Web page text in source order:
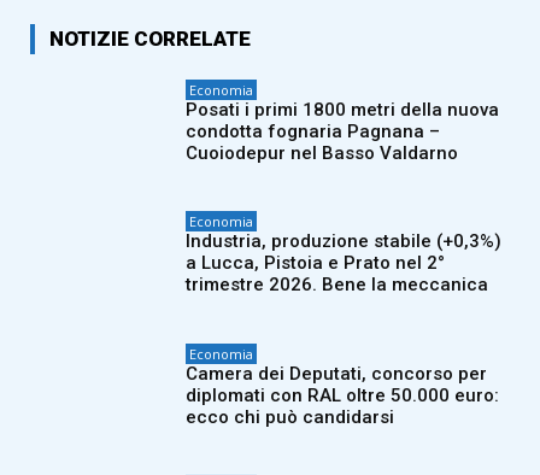
NOTIZIE CORRELATE
Economia
Posati i primi 1800 metri della nuova
condotta fognaria Pagnana –
Cuoiodepur nel Basso Valdarno
Economia
Industria, produzione stabile (+0,3%)
a Lucca, Pistoia e Prato nel 2°
trimestre 2026. Bene la meccanica
Economia
Camera dei Deputati, concorso per
diplomati con RAL oltre 50.000 euro:
ecco chi può candidarsi